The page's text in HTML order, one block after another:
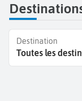
Destination
Toutes les